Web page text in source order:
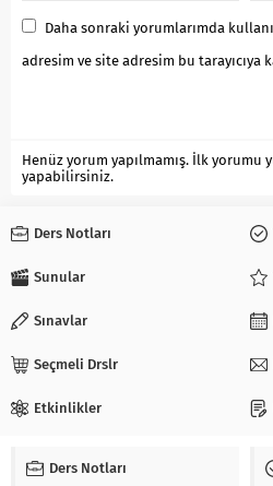
Daha sonraki yorumlarımda
adresim ve site adresim bu tarayıcıya
Henüz yorum yapılmamış. İlk yorumu
yapabilirsiniz.
Ders Notları
Sunular
Sınavlar
Seçmeli Drslr
Etkinlikler
Ders Notları